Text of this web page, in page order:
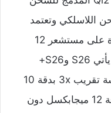
اللاسلكي وتعتمد
الكاميرات الأمامية في جميع الأجهزة على مستشعر 12
ميجابكسل مع دعم تصوير 4K بينما يأتي S26 وS26+
بكاميرا رئيسية 50 ميجابكسل وعدسة تقريب 3x بدقة 10
ميجابكسل وعدسة Ultra Wide بدقة 12 ميجابكسل دون